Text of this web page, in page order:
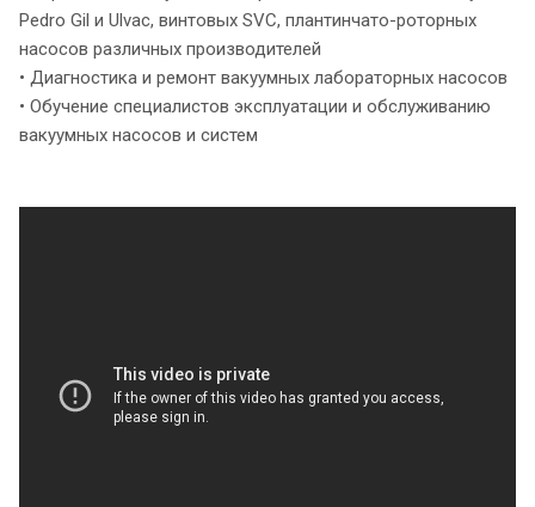
Pedro Gil и Ulvac, винтовых SVC, плантинчато-роторных
насосов различных производителей
• Диагностика и ремонт вакуумных лабораторных насосов
• Обучение специалистов эксплуатации и обслуживанию
вакуумных насосов и систем